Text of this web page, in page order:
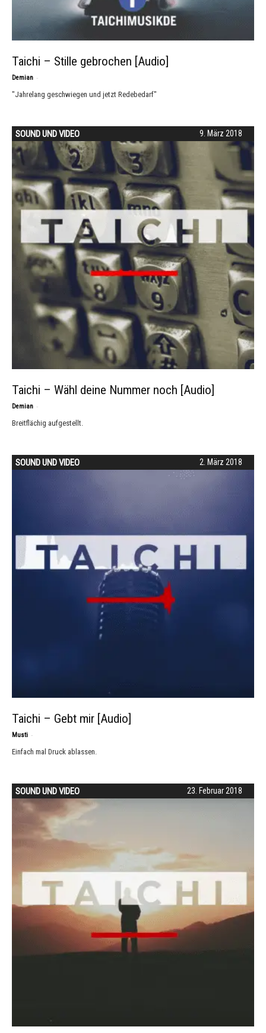
Taichi – Stille gebrochen [Audio]
Demian -
"Jahrelang geschwiegen und jetzt Redebedarf"
9. März 2018
SOUND UND VIDEO
Taichi – Wähl deine Nummer noch [Audio]
Demian -
Breitflächig aufgestellt.
2. März 2018
SOUND UND VIDEO
Taichi – Gebt mir [Audio]
Musti -
Einfach mal Druck ablassen.
23. Februar 2018
SOUND UND VIDEO